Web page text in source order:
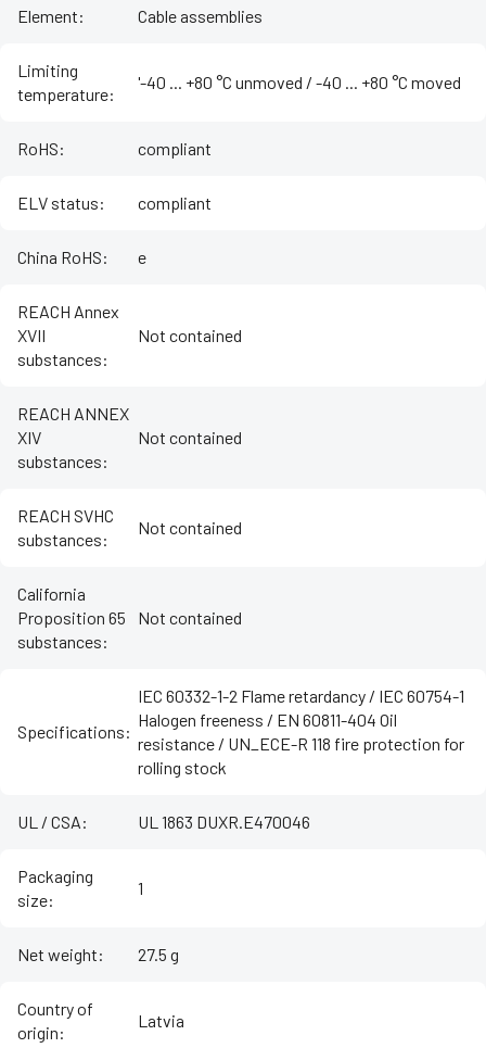
Element: Cable assemblies
Limiting
temperature:
'-40 ... +80 °C unmoved / -40 ... +80 °C moved
RoHS: compliant
ELV status: compliant
China RoHS: e
REACH Annex
XVII
substances:
Not contained
REACH ANNEX
XIV
substances:
Not contained
REACH SVHC
substances:
Not contained
California
Proposition 65
substances:
Not contained
Specifications:
IEC 60332-1-2 Flame retardancy / IEC 60754-1
Halogen freeness / EN 60811-404 Oil
resistance / UN_ECE-R 118 fire protection for
rolling stock
UL / CSA: UL 1863 DUXR.E470046
Packaging
size:
1
Net weight: 27.5 g
Country of
origin:
Latvia